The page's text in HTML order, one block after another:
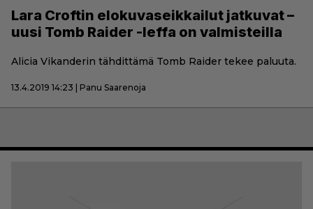
Lara Croftin elokuvaseikkailut jatkuvat –
uusi Tomb Raider -leffa on valmisteilla
Alicia Vikanderin tähdittämä Tomb Raider tekee paluuta.
13.4.2019 14:23 | Panu Saarenoja